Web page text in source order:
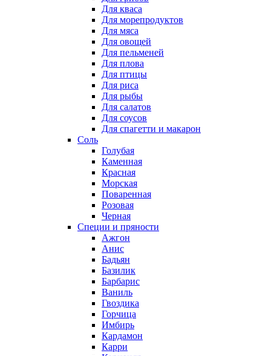
Для кваса
Для морепродуктов
Для мяса
Для овощей
Для пельменей
Для плова
Для птицы
Для риса
Для рыбы
Для салатов
Для соусов
Для спагетти и макарон
Соль
Голубая
Каменная
Красная
Морская
Поваренная
Розовая
Черная
Специи и пряности
Ажгон
Анис
Бадьян
Базилик
Барбарис
Ваниль
Гвоздика
Горчица
Имбирь
Кардамон
Карри